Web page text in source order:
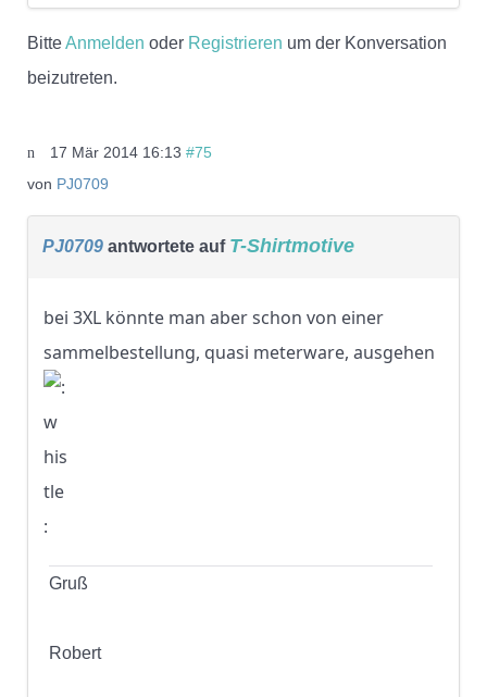
BitteAnmelden oder Registrieren um der Konversation
beizutreten.
17 Mär 2014 16:13 #75
von PJ0709
PJ0709 antwortete auf T-Shirtmotive
bei 3XL könnte man aber schon von einer
sammelbestellung, quasi meterware, ausgehen
Gruß
Robert